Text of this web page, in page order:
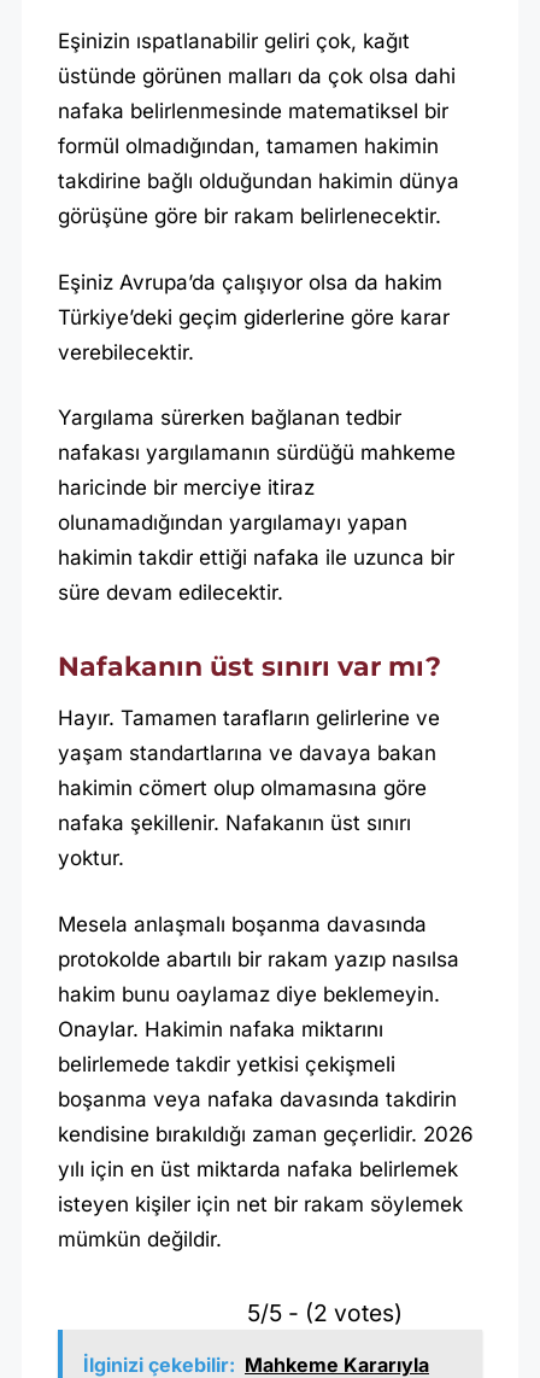
Eşinizin ıspatlanabilir geliri çok, kağıt
üstünde görünen malları da çok olsa dahi
nafaka belirlenmesinde matematiksel bir
formül olmadığından, tamamen hakimin
takdirine bağlı olduğundan hakimin dünya
görüşüne göre bir rakam belirlenecektir.
Eşiniz Avrupa’da çalışıyor olsa da hakim
Türkiye’deki geçim giderlerine göre karar
verebilecektir.
Yargılama sürerken bağlanan tedbir
nafakası yargılamanın sürdüğü mahkeme
haricinde bir merciye itiraz
olunamadığından yargılamayı yapan
hakimin takdir ettiği nafaka ile uzunca bir
süre devam edilecektir.
Nafakanın üst sınırı var mı?
Hayır. Tamamen tarafların gelirlerine ve
yaşam standartlarına ve davaya bakan
hakimin cömert olup olmamasına göre
nafaka şekillenir. Nafakanın üst sınırı
yoktur.
Mesela anlaşmalı boşanma davasında
protokolde abartılı bir rakam yazıp nasılsa
hakim bunu oaylamaz diye beklemeyin.
Onaylar. Hakimin nafaka miktarını
belirlemede takdir yetkisi çekişmeli
boşanma veya nafaka davasında takdirin
kendisine bırakıldığı zaman geçerlidir. 2026
yılı için en üst miktarda nafaka belirlemek
isteyen kişiler için net bir rakam söylemek
mümkün değildir.
5/5 - (2 votes)
İlginizi çekebilir: Mahkeme Kararıyla